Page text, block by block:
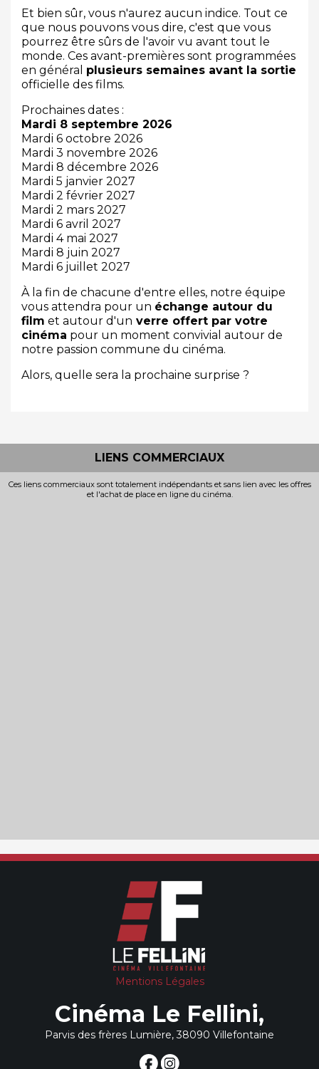
Et bien sûr, vous n'aurez aucun indice. Tout ce
que nous pouvons vous dire, c'est que vous
pourrez être sûrs de l'avoir vu avant tout le
monde. Ces avant-premières sont programmées
en général plusieurs semaines avant la sortie
officielle des films.
Prochaines dates :
Mardi 8 septembre 2026
Mardi 6 octobre 2026
Mardi 3 novembre 2026
Mardi 8 décembre 2026
Mardi 5 janvier 2027
Mardi 2 février 2027
Mardi 2 mars 2027
Mardi 6 avril 2027
Mardi 4 mai 2027
Mardi 8 juin 2027
Mardi 6 juillet 2027
À la fin de chacune d'entre elles, notre équipe
vous attendra pour un échange autour du
film et autour d'un verre offert par votre
cinéma pour un moment convivial autour de
notre passion commune du cinéma.
Alors, quelle sera la prochaine surprise ?
LIENS COMMERCIAUX
Ces liens commerciaux sont totalement indépendants et sans lien avec les offres
et l'achat de place en ligne du cinéma.
Mentions Légales
Cinéma Le Fellini,
Parvis des frères Lumière, 38090 Villefontaine